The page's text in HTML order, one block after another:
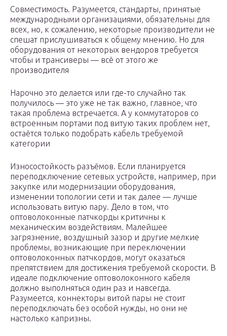
Совместимость. Разумеется, стандарты, принятые
международными организациями, обязательны для
всех, но, к сожалению, некоторые производители не
спешат прислушиваться к общему мнению. Но для
оборудования от некоторых вендоров требуется
чтобы и трансиверы — всё от этого же
производителя
Нарочно это делается или где-то случайно так
получилось — это уже не так важно, главное, что
такая проблема встречается. А у коммутаторов со
встроенным портами под витую таких проблем нет,
остаётся только подобрать кабель требуемой
категории
Износостойкость разъёмов. Если планируется
переподключение сетевых устройств, например, при
закупке или модернизации оборудования,
изменении топологии сети и так далее — лучше
использовать витую пару. Дело в том, что
оптоволоконные патчкорды критичны к
механическим воздействиям. Малейшее
загрязнение, воздушный зазор и другие мелкие
проблемы, возникающие при переключении
оптоволоконных патчкордов, могут оказаться
препятствием для достижения требуемой скорости. В
идеале подключение оптоволоконного кабеля
должно выполняться один раз и навсегда.
Разумеется, коннекторы витой пары не стоит
переподключать без особой нужды, но они не
настолько капризны.